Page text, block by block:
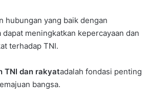
hubungan yang baik dengan
dapat meningkatkan kepercayaan dan
terhadap TNI.
TNI dan rakyatadalah fondasi penting
bangsa.